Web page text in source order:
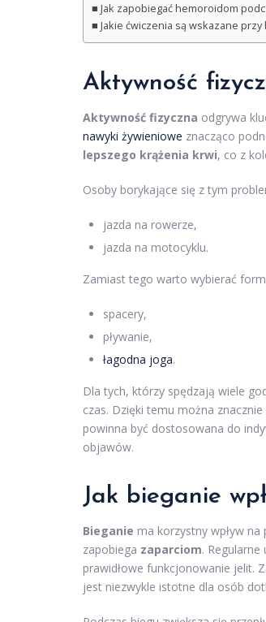
Jak zapobiegać hemoroidom
Jakie ćwiczenia są wskazane
Aktywność
Aktywność fizyczna odgrywa
nawyki żywieniowe znacząco
lepszego krążenia krwi, co z
Osoby borykające się z tym
jazda na rowerze,
jazda na motocyklu.
Zamiast tego warto wybierać
spacery,
pływanie,
łagodna joga.
Dla tych, którzy spędzają wiele
czas. Dzięki temu można
powinna być dostosowana do
objawów.
Jak bieganie
Bieganie ma korzystny wpływ
zapobiega zaparciom.
prawidłowe funkcjonowanie jelit.
jest niezwykle istotne dla osób